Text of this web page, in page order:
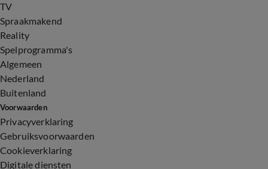
TV
Spraakmakend
Reality
Spelprogramma's
Algemeen
Nederland
Buitenland
Voorwaarden
Privacyverklaring
Gebruiksvoorwaarden
Cookieverklaring
Digitale diensten